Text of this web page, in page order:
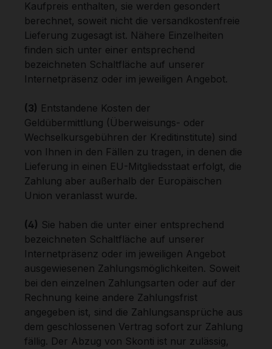
Kaufpreis enthalten, sie werden gesondert
berechnet, soweit nicht die versandkostenfreie
Lieferung zugesagt ist. Nähere Einzelheiten
finden sich unter einer entsprechend
bezeichneten Schaltfläche auf unserer
Internetpräsenz oder im jeweiligen Angebot.
(3) Entstandene Kosten der
Geldübermittlung (Überweisungs- oder
Wechselkursgebühren der Kreditinstitute) sind
von Ihnen in den Fällen zu tragen, in denen die
Lieferung in einen EU-Mitgliedsstaat erfolgt, die
Zahlung aber außerhalb der Europäischen
Union veranlasst wurde.
(4) Sie haben die unter einer entsprechend
bezeichneten Schaltfläche auf unserer
Internetpräsenz oder im jeweiligen Angebot
ausgewiesenen Zahlungsmöglichkeiten. Soweit
bei den einzelnen Zahlungsarten oder auf der
Rechnung keine andere Zahlungsfrist
angegeben ist, sind die Zahlungsansprüche aus
dem geschlossenen Vertrag sofort zur Zahlung
fällig. Der Abzug von Skonti ist nur zulässig,